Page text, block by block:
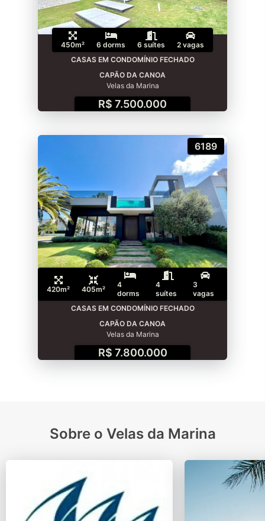
450m² 6 dorms 6 suítes
2 vagas
CASAS EM CONDOMÍNIO FECHADO
CAPÃO DA CANOA
Velas da Marina
R$ 7.500.000
6189
420m² 405m²
4
dorms
4
suítes
3
vagas
CASAS EM CONDOMÍNIO FECHADO
CAPÃO DA CANOA
Velas da Marina
R$ 7.800.000
Sobre o Velas da Marina